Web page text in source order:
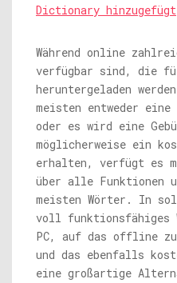
Dictionary hinzugefügt
Während online
verfügbar sind, die
heruntergeladen
meisten entweder
oder es wird eine
möglicherweise ein
erhalten, verfügt es
über alle Funktionen
meisten Wörter. In
voll funktionsfähiges
PC, auf das offline
und das ebenfalls
eine großartige